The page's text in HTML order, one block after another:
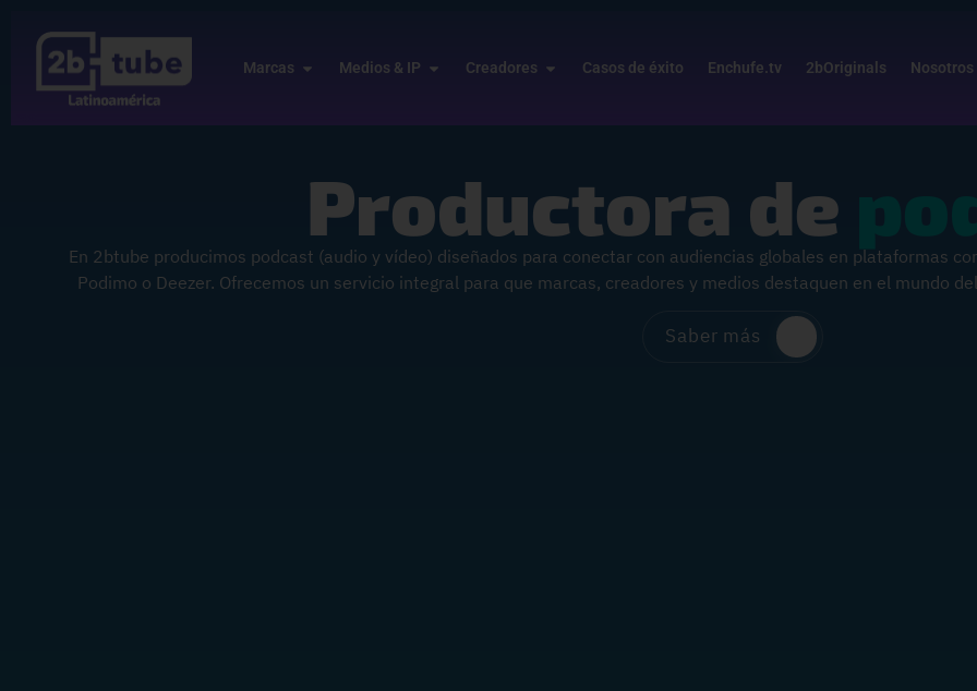
Marcas Medios & IP Creadores Casos de éxito Enchufe.tv 2bOriginals Nosotros
Productora de
En 2btube producimos podcast (audio y vídeo) diseñados para conectar con audiencias globales en plataformas
Podimo o Deezer. Ofrecemos un servicio integral para que marcas, creadores y medios destaquen en el mundo
Saber más